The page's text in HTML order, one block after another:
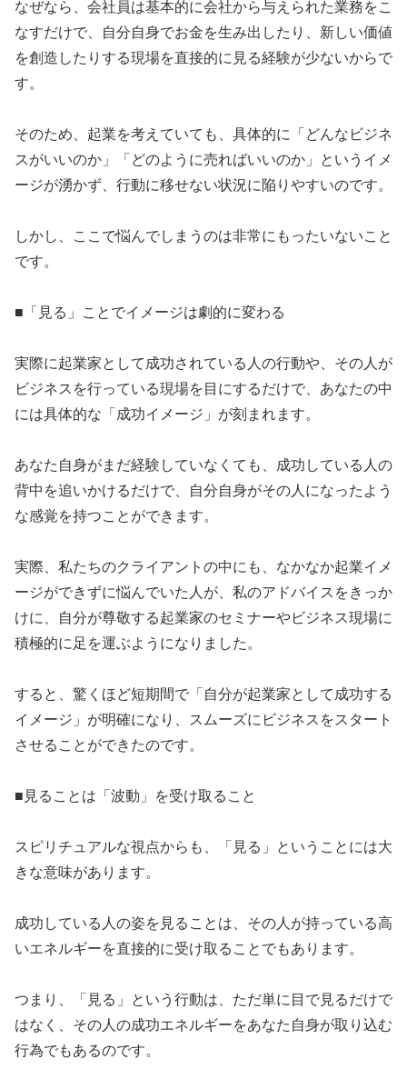
​なぜなら、会社員は基本的に会社から与えられた業務をこ
なすだけで、自分自身でお金を生み出したり、新しい価値
を創造したりする現場を直接的に見る経験が少ないからで
す。
​そのため、起業を考えていても、具体的に「どんなビジネ
スがいいのか」「どのように売ればいいのか」というイメ
ージが湧かず、行動に移せない状況に陥りやすいのです。
​しかし、ここで悩んでしまうのは非常にもったいないこと
です。
​■「見る」ことでイメージは劇的に変わる
​実際に起業家として成功されている人の行動や、その人が
ビジネスを行っている現場を目にするだけで、あなたの中
には具体的な「成功イメージ」が刻まれます。
​あなた自身がまだ経験していなくても、成功している人の
背中を追いかけるだけで、自分自身がその人になったよう
な感覚を持つことができます。
​実際、私たちのクライアントの中にも、なかなか起業イメ
ージができずに悩んでいた人が、私のアドバイスをきっか
けに、自分が尊敬する起業家のセミナーやビジネス現場に
積極的に足を運ぶようになりました。
​すると、驚くほど短期間で「自分が起業家として成功する
イメージ」が明確になり、スムーズにビジネスをスタート
させることができたのです。
​■見ることは「波動」を受け取ること
​スピリチュアルな視点からも、「見る」ということには大
きな意味があります。
​成功している人の姿を見ることは、その人が持っている高
いエネルギーを直接的に受け取ることでもあります。
​つまり、「見る」という行動は、ただ単に目で見るだけで
はなく、その人の成功エネルギーをあなた自身が取り込む
行為でもあるのです。